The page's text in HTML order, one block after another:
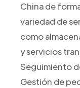
China de
variedad de
como
y servicios
Seguimiento
Gestión de